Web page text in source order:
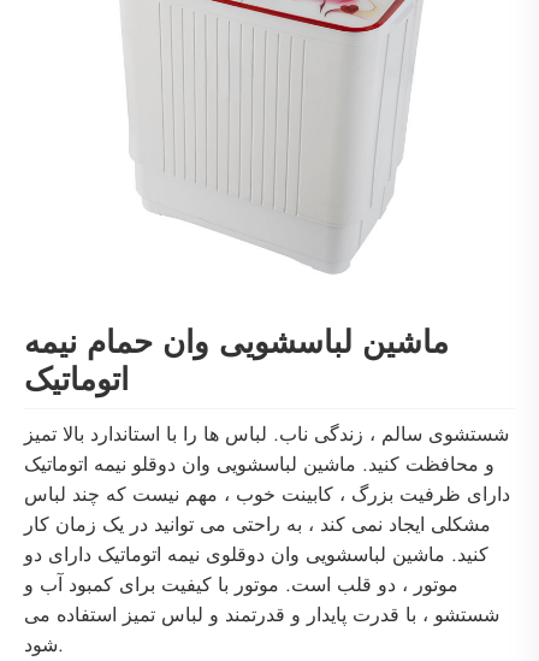
ماشین لباسشویی وان حمام نیمه
اتوماتیک
شستشوی سالم ، زندگی ناب. لباس ها را با استاندارد بالا تمیز
و محافظت کنید. ماشین لباسشویی وان دوقلو نیمه اتوماتیک
دارای ظرفیت بزرگ ، کابینت خوب ، مهم نیست که چند لباس
مشکلی ایجاد نمی کند ، به راحتی می توانید در یک زمان کار
کنید. ماشین لباسشویی وان دوقلوی نیمه اتوماتیک دارای دو
موتور ، دو قلب است. موتور با کیفیت برای کمبود آب و
شستشو ، با قدرت پایدار و قدرتمند و لباس تمیز استفاده می
شود.